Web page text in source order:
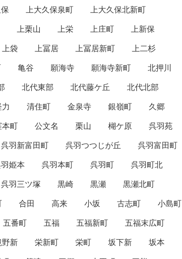
上大久保泉町
上大久保北新町
上栗山 上栄 上庄町
上新保
上袋 上冨居 上冨居新町
上二杉
亀谷 願海寺 願海寺新町
北押川
北代東部 北代藤ケ丘
北代北部
清住町 金泉寺 銀嶺町
久郷
本町 公文名 栗山 楜ケ原
呉羽苑
呉羽新富田町 呉羽つつじが丘
呉羽富田町
姫本 呉羽本町 呉羽町
呉羽町北
呉羽三ツ塚 黒崎 黒瀬
黒瀬北町
合田 高来 小坂 古志町
小島町
五番町 五福 五福新町
五福末広町
野新 栄新町 栄町 坂下新
坂本